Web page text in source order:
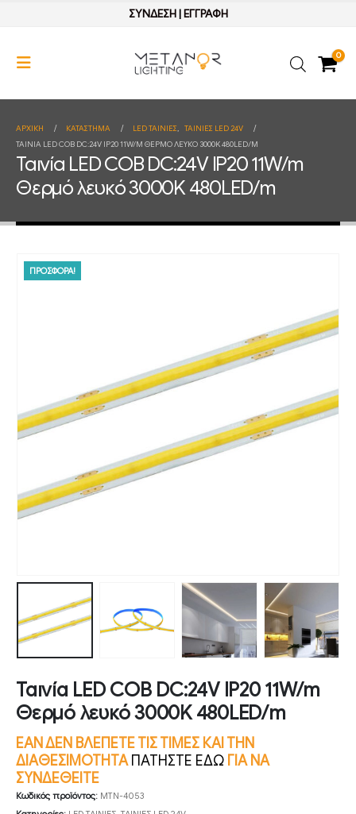
ΣΥΝΔΕΣΗ| ΕΓΓΡΑΦΗ
0
ΑΡΧΙΚΉ ΚΑΤΆΣΤΗΜΑ LED ΤΑΙΝΙΕΣ, ΤΑΙΝΙΕΣ LED 24V
ΤΑΙΝΊΑ LED COB DC:24V IP20 11W/M ΘΕΡΜΌ ΛΕΥΚΌ 3000K 480LED/M
Ταινία LED COB DC:24V IP20 11W/m
Θερμό λευκό 3000K 480LED/m
ΠΡΟΣΦΟΡΑ!
Ταινία LED COB DC:24V IP20 11W/m
Θερμό λευκό 3000K 480LED/m
ΕΑΝ ΔΕΝ ΒΛΕΠΕΤΕ ΤΙΣ ΤΙΜΕΣ ΚΑΙ ΤΗΝ
ΔΙΑΘΕΣΙΜΟΤΗΤΑ ΠΑΤΗΣΤΕ ΕΔΩ ΓΙΑ ΝΑ
ΣΥΝΔΕΘΕΙΤΕ
Κωδικός προϊόντος: MTN-4053